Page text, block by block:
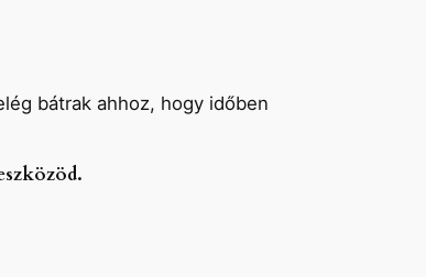
bátrak ahhoz, hogy időben